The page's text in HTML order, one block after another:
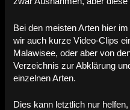
Bei den meisten Arten hier
wir auch kurze Video-Clips
Malawisee, oder aber von
Verzeichnis zur Abklärung
einzelnen Arten.
Dies kann letztlich nur